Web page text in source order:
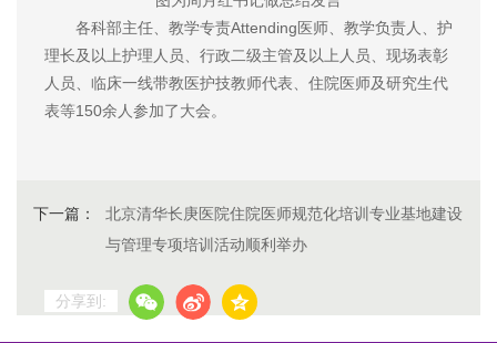
各科部主任、教学专责Attending医师、教学负责人、护
理长及以上护理人员、行政二级主管及以上人员、现场表彰
人员、临床一线带教医护技教师代表、住院医师及研究生代
表等150余人参加了大会。
下一篇：
北京清华长庚医院住院医师规范化培训专业基地建设
与管理专项培训活动顺利举办
分享到: